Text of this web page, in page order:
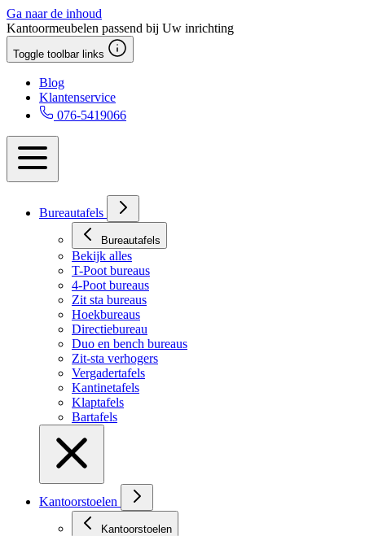
Ga naar de inhoud
Kantoormeubelen passend bij Uw inrichting
Toggle toolbar links
Blog
Klantenservice
076-5419066
Bureautafels
Bureautafels
Bekijk alles
T-Poot bureaus
4-Poot bureaus
Zit sta bureaus
Hoekbureaus
Directiebureau
Duo en bench bureaus
Zit-sta verhogers
Vergadertafels
Kantinetafels
Klaptafels
Bartafels
Kantoorstoelen
Kantoorstoelen